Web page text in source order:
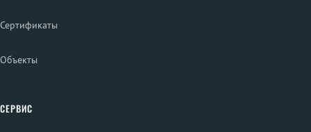
Сертификаты
Объекты
СЕРВИС